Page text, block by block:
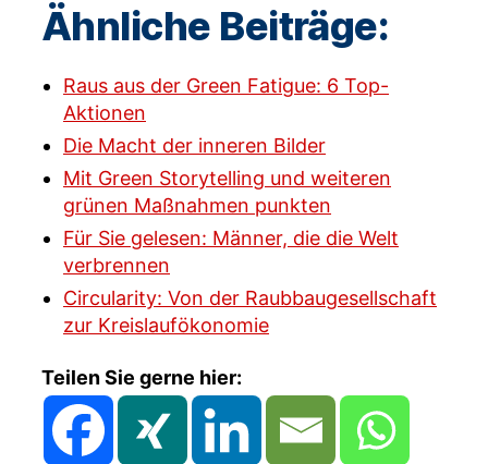
Ähnliche Beiträge:
Raus aus der Green Fatigue: 6 Top-
Aktionen
Die Macht der inneren Bilder
Mit Green Storytelling und weiteren
grünen Maßnahmen punkten
Für Sie gelesen: Männer, die die Welt
verbrennen
Circularity: Von der Raubbaugesellschaft
zur Kreislaufökonomie
Teilen Sie gerne hier: